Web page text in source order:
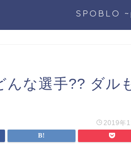
SPOBLO
んな選手?? ダル
2019年